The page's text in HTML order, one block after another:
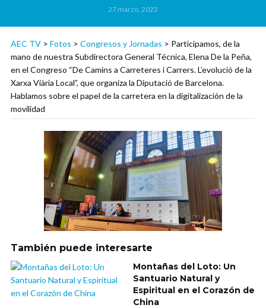
27 marzo, 2023
AEC TV > Fotos > Congresos y Jornadas > Participamos, de la
mano de nuestra Subdirectora General Técnica, Elena De la Peña,
en el Congreso “De Camins a Carreteres i Carrers. L’evolució de la
Xarxa Viària Local”, que organiza la Diputació de Barcelona.
Hablamos sobre el papel de la carretera en la digitalización de la
movilidad
También puede interesarte
Montañas del Loto: Un
Santuario Natural y
Espiritual en el Corazón de
China